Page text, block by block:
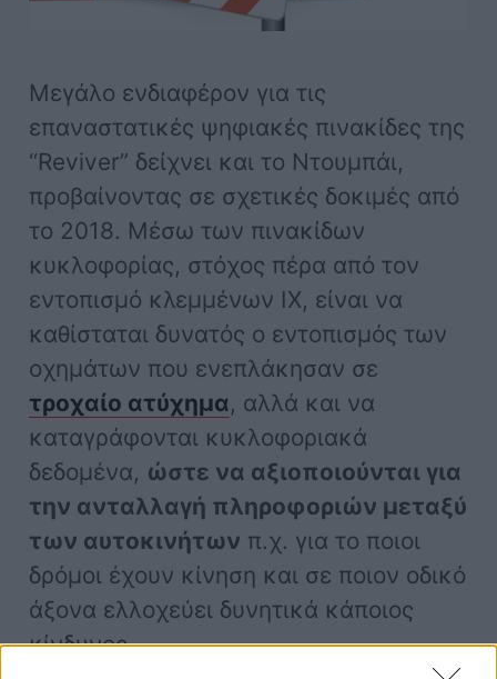
Μεγάλο ενδιαφέρον για τις
επαναστατικές ψηφιακές πινακίδες της
“Reviver” δείχνει και το Ντουμπάι,
προβαίνοντας σε σχετικές δοκιμές από
το 2018. Μέσω των πινακίδων
κυκλοφορίας, στόχος πέρα από τον
εντοπισμό κλεμμένων ΙΧ, είναι να
καθίσταται δυνατός ο εντοπισμός των
οχημάτων που ενεπλάκησαν σε
τροχαίο ατύχημα, αλλά και να
καταγράφονται κυκλοφοριακά
δεδομένα, ώστε να αξιοποιούνται για
την ανταλλαγή πληροφοριών μεταξύ
των αυτοκινήτων π.χ. για το ποιοι
δρόμοι έχουν κίνηση και σε ποιον οδικό
άξονα ελλοχεύει δυνητικά κάποιος
κίνδυνος.